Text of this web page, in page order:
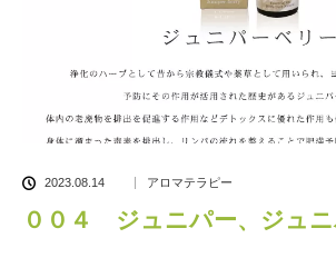
2023.08.14 アロマテラピー
００４ ジュニパー、ジュ